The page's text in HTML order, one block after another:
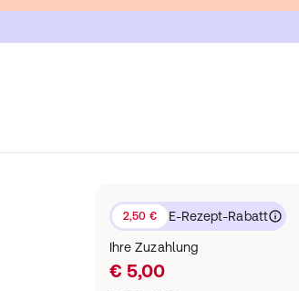
2,50 € E-Rezept-Rabatt
Ihre Zuzahlung
€ 5,00